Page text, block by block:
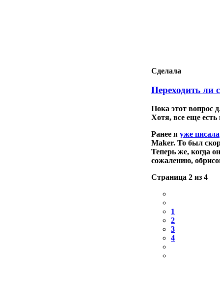
Сделала
Переходить ли
Пока этот вопрос
Хотя, все еще
Ранее я уже писала
Maker. То был
Теперь же, когда
сожалению,
Страница 2 из 4
1
2
3
4